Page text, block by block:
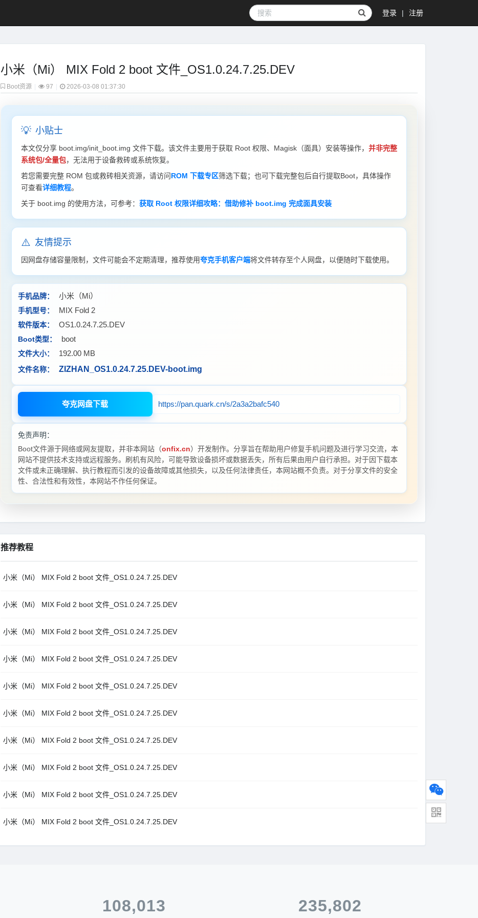
登录 | 注册
小米（Mi） MIX Fold 2 boot 文件_OS1.0.24.7.25.DEV
Boot资源 97 2026-03-08 01:37:30
💡 小贴士
本文仅分享 boot.img/init_boot.img 文件下载。该文件主要用于获取 Root 权限、Magisk（面具）安装等操作， 并非完整
系统包/全量包，无法用于设备救砖或系统恢复。
若您需要完整 ROM 包或救砖相关资源，请访问ROM 下载专区筛选下载；也可下载完整包后自行提取Boot，具体操作
可查看详细教程。
关于 boot.img 的使用方法，可参考： 获取 Root 权限详细攻略：借助修补 boot.img 完成面具安装
⚠️ 友情提示
因网盘存储容量限制，文件可能会不定期清理，推荐使用夸克手机客户端将文件转存至个人网盘，以便随时下载使用。
手机品牌： 小米（Mi）
手机型号： MIX Fold 2
软件版本： OS1.0.24.7.25.DEV
Boot类型： boot
文件大小： 192.00 MB
文件名称： ZIZHAN_OS1.0.24.7.25.DEV-boot.img
夸克网盘下载 https://pan.quark.cn/s/2a3a2bafc540
免责声明：
Boot文件源于网络或网友提取，并非本网站（onfix.cn）开发制作。分享旨在帮助用户修复手机问题及进行学习交流，本
网站不提供技术支持或远程服务。刷机有风险，可能导致设备损坏或数据丢失，所有后果由用户自行承担。对于因下载本
文件或未正确理解、执行教程而引发的设备故障或其他损失，以及任何法律责任，本网站概不负责。对于分享文件的安全
性、合法性和有效性，本网站不作任何保证。
推荐教程
小米（Mi） MIX Fold 2 boot 文件_OS1.0.24.7.25.DEV
小米（Mi） MIX Fold 2 boot 文件_OS1.0.24.7.25.DEV
小米（Mi） MIX Fold 2 boot 文件_OS1.0.24.7.25.DEV
小米（Mi） MIX Fold 2 boot 文件_OS1.0.24.7.25.DEV
小米（Mi） MIX Fold 2 boot 文件_OS1.0.24.7.25.DEV
小米（Mi） MIX Fold 2 boot 文件_OS1.0.24.7.25.DEV
小米（Mi） MIX Fold 2 boot 文件_OS1.0.24.7.25.DEV
小米（Mi） MIX Fold 2 boot 文件_OS1.0.24.7.25.DEV
小米（Mi） MIX Fold 2 boot 文件_OS1.0.24.7.25.DEV
小米（Mi） MIX Fold 2 boot 文件_OS1.0.24.7.25.DEV
108,013 235,802